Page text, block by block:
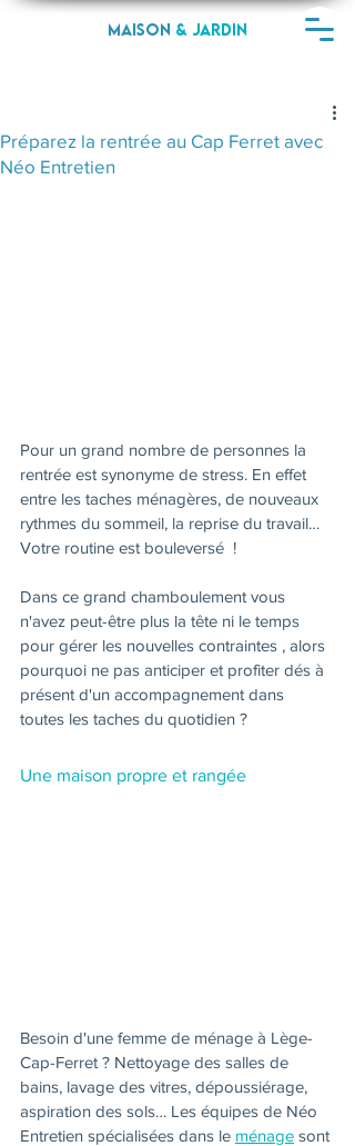
Maison & jardin
Préparez la rentrée au Cap Ferret avec
Néo Entretien
Pour un grand nombre de personnes la
rentrée est synonyme de stress. En effet
entre les taches ménagères, de nouveaux
rythmes du sommeil, la reprise du travail…
Votre routine est bouleversé  !
Dans ce grand chamboulement vous
n'avez peut-être plus la tête ni le temps
pour gérer les nouvelles contraintes , alors
pourquoi ne pas anticiper et profiter dés à
présent d'un accompagnement dans
toutes les taches du quotidien ?
Une maison propre et rangée
Besoin d'une femme de ménage à Lège-
Cap-Ferret ? Nettoyage des salles de
bains, lavage des vitres, dépoussiérage,
aspiration des sols… Les équipes de Néo
Entretien spécialisées dans le ménage sont